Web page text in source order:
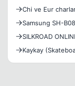
Chi ve Eur
Samsung SH-
SILKROAD
Kaykay